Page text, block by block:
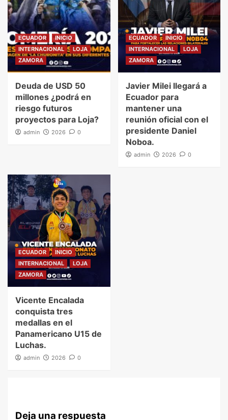
ECUADOR
INICIO
INTERNACIONAL
LOJA
ZAMORA
Deuda de USD 50
millones ¿podrá en
riesgo futuros
proyectos para Loja?
admin 2026 0
ECUADOR
INICIO
INTERNACIONAL
LOJA
ZAMORA
Javier Milei llegará a
Ecuador para
mantener una
reunión oficial con el
presidente Daniel
Noboa.
admin 2026 0
ECUADOR
INICIO
INTERNACIONAL
LOJA
ZAMORA
Vicente Encalada
conquista tres
medallas en el
Panamericano U15 de
Luchas.
admin 2026 0
Deja una respuesta